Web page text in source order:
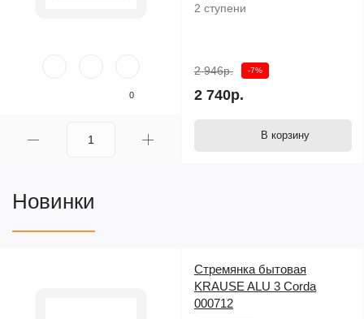
0
2 ступени
2 946р. -7%
2 740р.
В корзину
Новинки
Стремянка бытовая
KRAUSE ALU 3 Corda
000712